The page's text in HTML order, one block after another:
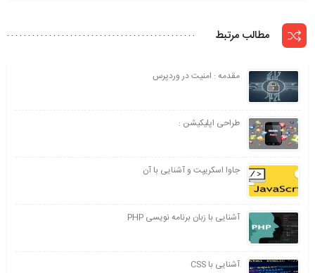
مطالب مرتبط
مقدمه : امنیت در وردپرس
طراحی اپلیکیشن :
جاوا اسکریپت و آشنایی با آن
آشنایی با زبان برنامه نویسی PHP
آشنایی با CSS